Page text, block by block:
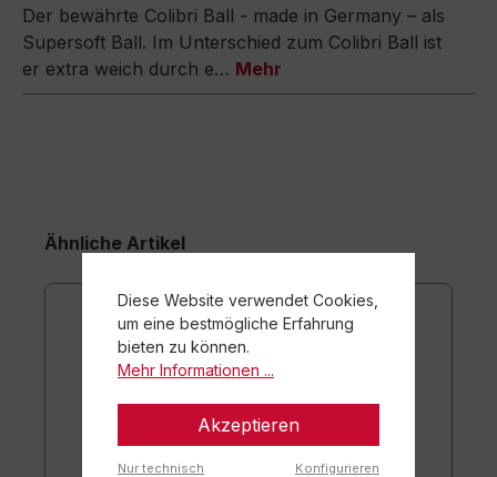
Der bewährte Colibri Ball - made in Germany – als
Supersoft Ball. Im Unterschied zum Colibri Ball ist
er extra weich durch e… Mehr
Ähnliche Artikel
Diese Website verwendet Cookies,
um eine bestmögliche Erfahrung
bieten zu können.
Mehr Informationen ...
Akzeptieren
Nur technisch
Konfigurieren